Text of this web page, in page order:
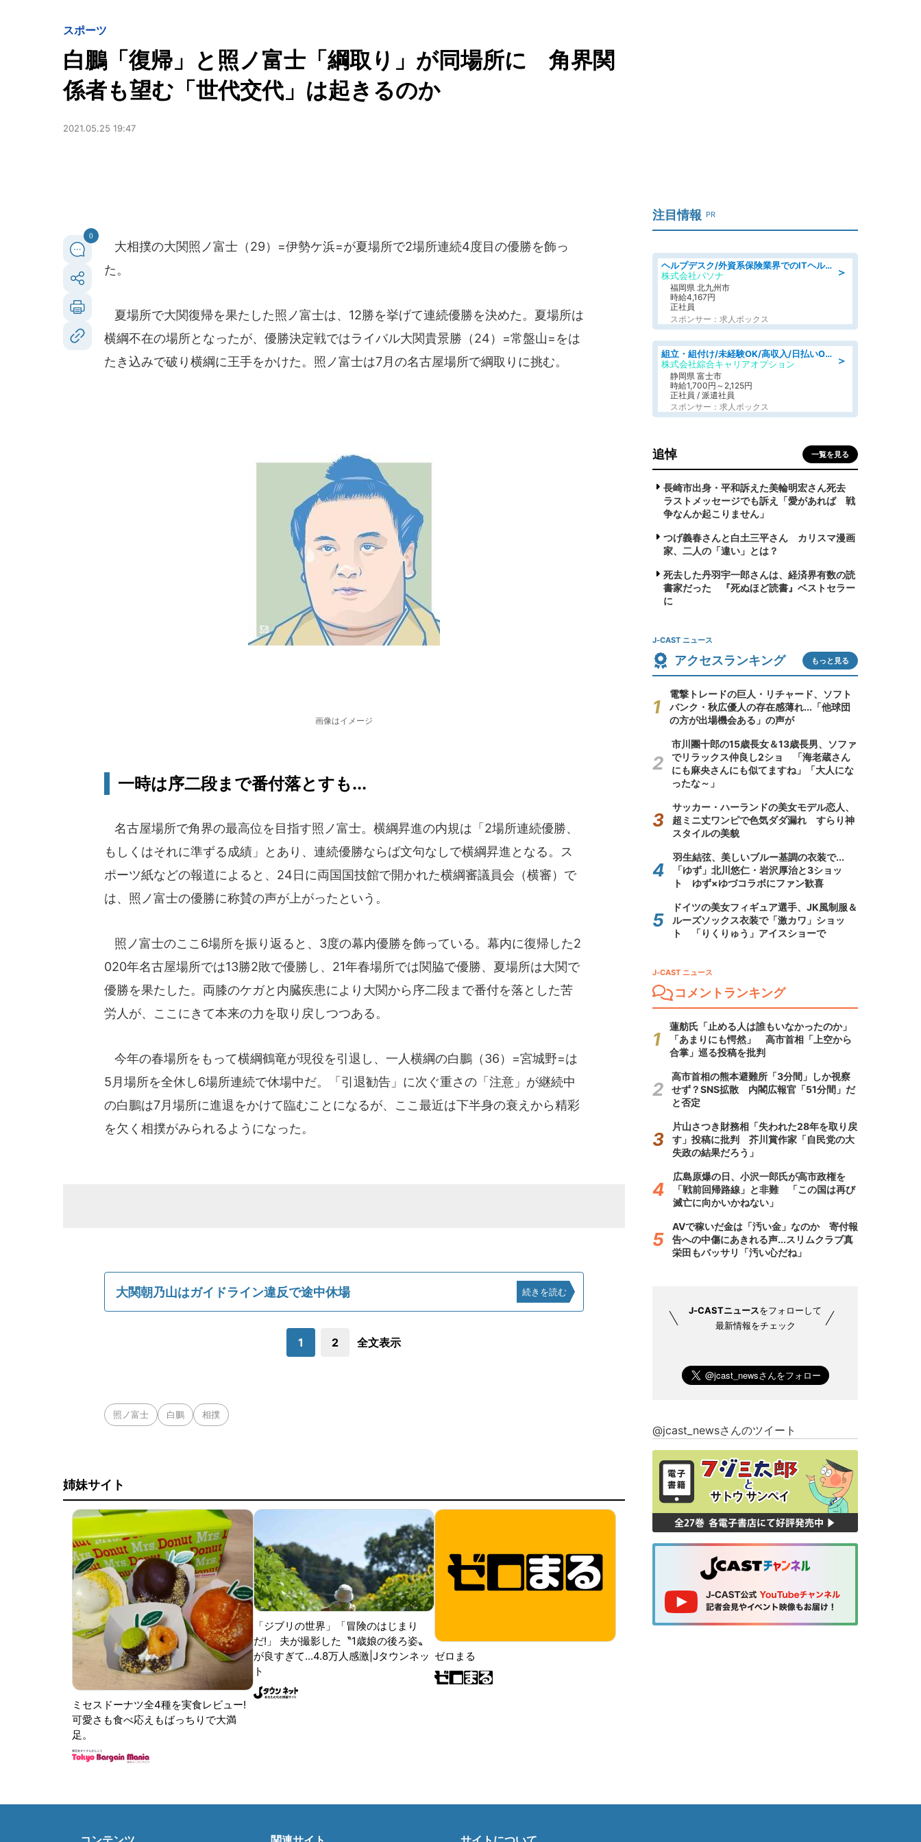
スポーツ
白鵬「復帰」と照ノ富士「綱取り」が同場所に 角界関
係者も望む「世代交代」は起きるのか
2021.05.25 19:47
0
大相撲の大関照ノ富士（29）=伊勢ケ浜=が夏場所で2場所連続4度目の優勝を飾っ
た。
夏場所で大関復帰を果たした照ノ富士は、12勝を挙げて連続優勝を決めた。夏場所は
横綱不在の場所となったが、優勝決定戦ではライバル大関貴景勝（24）=常盤山=をは
たき込みで破り横綱に王手をかけた。照ノ富士は7月の名古屋場所で綱取りに挑む。
画像はイメージ
一時は序二段まで番付落とすも...
名古屋場所で角界の最高位を目指す照ノ富士。横綱昇進の内規は「2場所連続優勝、
もしくはそれに準ずる成績」とあり、連続優勝ならば文句なしで横綱昇進となる。ス
ポーツ紙などの報道によると、24日に両国国技館で開かれた横綱審議員会（横審）で
は、照ノ富士の優勝に称賛の声が上がったという。
照ノ富士のここ6場所を振り返ると、3度の幕内優勝を飾っている。幕内に復帰した2
020年名古屋場所では13勝2敗で優勝し、21年春場所では関脇で優勝、夏場所は大関で
優勝を果たした。両膝のケガと内臓疾患により大関から序二段まで番付を落とした苦
労人が、ここにきて本来の力を取り戻しつつある。
今年の春場所をもって横綱鶴竜が現役を引退し、一人横綱の白鵬（36）=宮城野=は
5月場所を全休し6場所連続で休場中だ。「引退勧告」に次ぐ重さの「注意」が継続中
の白鵬は7月場所に進退をかけて臨むことになるが、ここ最近は下半身の衰えから精彩
を欠く相撲がみられるようになった。
大関朝乃山はガイドライン違反で途中休場 続きを読む
1 2 全文表示
照ノ富士 白鵬 相撲
姉妹サイト
ミセスドーナツ全4種を実食レビュー!
可愛さも食べ応えもばっちりで大満
足。
「ジブリの世界」「冒険のはじまり
だ!」 夫が撮影した〝1歳娘の後ろ姿〟
が良すぎて...4.8万人感激|Jタウンネッ
ト
ゼロまる
注目情報 PR
＞
ヘルプデスク/外資系保険業界でのITヘルプデスク業務/駅近/即日勤務可/ヘルプデスク
株式会社パソナ
福岡県 北九州市
時給4,167円
正社員
スポンサー：求人ボックス
＞
組立・組付け/未経験OK/高収入/日払いOK/寮費無料/交替制
株式会社綜合キャリアオプション
静岡県 富士市
時給1,700円～2,125円
正社員 / 派遣社員
スポンサー：求人ボックス
追悼 一覧を見る
長崎市出身・平和訴えた美輪明宏さん死去
ラストメッセージでも訴え「愛があれば 戦
争なんか起こりません」
つげ義春さんと白土三平さん カリスマ漫画
家、二人の「違い」とは？
死去した丹羽宇一郎さんは、経済界有数の読
書家だった 『死ぬほど読書』ベストセラー
に
J-CAST ニュース
アクセスランキング もっと見る
電撃トレードの巨人・リチャード、ソフト
バンク・秋広優人の存在感薄れ...「他球団
の方が出場機会ある」の声が
市川團十郎の15歳長女＆13歳長男、ソファ
でリラックス仲良し2ショ 「海老蔵さん
にも麻央さんにも似てますね」「大人にな
ったな～」
サッカー・ハーランドの美女モデル恋人、
超ミニ丈ワンピで色気ダダ漏れ すらり神
スタイルの美貌
羽生結弦、美しいブルー基調の衣装で...
「ゆず」北川悠仁・岩沢厚治と3ショッ
ト ゆず×ゆづコラボにファン歓喜
ドイツの美女フィギュア選手、JK風制服＆
ルーズソックス衣装で「激カワ」ショッ
ト 「りくりゅう」アイスショーで
J-CAST ニュース
コメントランキング
蓮舫氏「止める人は誰もいなかったのか」
「あまりにも愕然」 高市首相「上空から
合掌」巡る投稿を批判
高市首相の熊本避難所「3分間」しか視察
せず？SNS拡散 内閣広報官「51分間」だ
と否定
片山さつき財務相「失われた28年を取り戻
す」投稿に批判 芥川賞作家「自民党の大
失政の結果だろう」
広島原爆の日、小沢一郎氏が高市政権を
「戦前回帰路線」と非難 「この国は再び
滅亡に向かいかねない」
AVで稼いだ金は「汚い金」なのか 寄付報
告への中傷にあきれる声...スリムクラブ真
栄田もバッサリ「汚い心だね」
J-CASTニュースをフォローして
最新情報をチェック
@jcast_newsさんのツイート